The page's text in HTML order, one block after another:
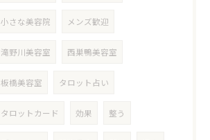
小さな美容院 メンズ歓迎
滝野川美容室 西巣鴨美容室
板橋美容室 タロット占い
タロットカード 効果 整う